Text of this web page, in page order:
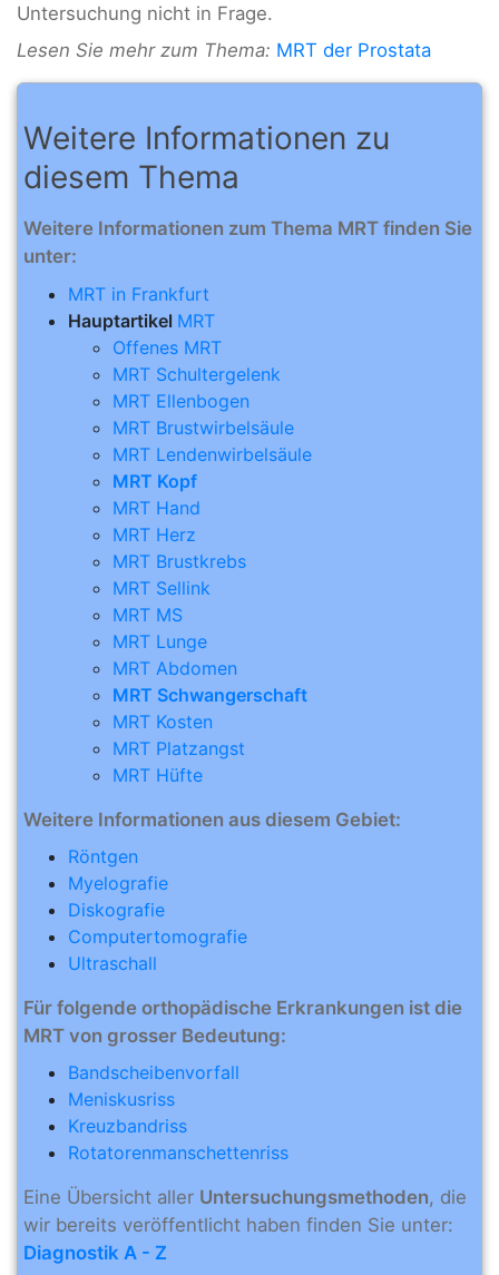
Untersuchung nicht in Frage.
Lesen Sie mehr zum Thema: MRT der Prostata
Weitere Informationen zu
diesem Thema
Weitere Informationen zum Thema MRT finden Sie
unter:
MRT in Frankfurt
Hauptartikel MRT
Offenes MRT
MRT Schultergelenk
MRT Ellenbogen
MRT Brustwirbelsäule
MRT Lendenwirbelsäule
MRT Kopf
MRT Hand
MRT Herz
MRT Brustkrebs
MRT Sellink
MRT MS
MRT Lunge
MRT Abdomen
MRT Schwangerschaft
MRT Kosten
MRT Platzangst
MRT Hüfte
Weitere Informationen aus diesem Gebiet:
Röntgen
Myelografie
Diskografie
Computertomografie
Ultraschall
Für folgende orthopädische Erkrankungen ist die
MRT von grosser Bedeutung:
Bandscheibenvorfall
Meniskusriss
Kreuzbandriss
Rotatorenmanschettenriss
Eine Übersicht aller Untersuchungsmethoden, die
wir bereits veröffentlicht haben finden Sie unter:
Diagnostik A - Z